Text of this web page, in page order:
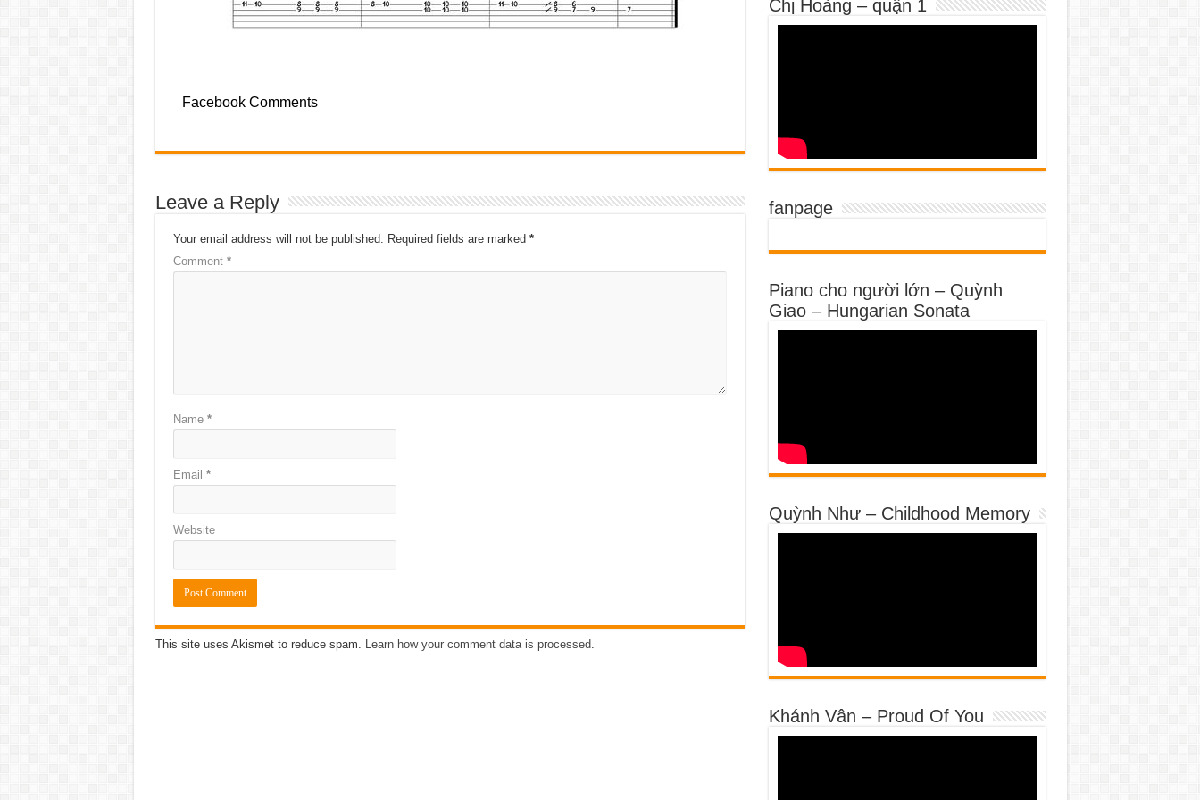
Facebook Comments
Leave a Reply
Your email address will not be published. Required fields are marked *
Comment *
Name *
Email *
Website
This site uses Akismet to reduce spam. Learn how your comment data is processed.
Chị Hoàng – quận 1
fanpage
Piano cho người lớn – Quỳnh
Giao – Hungarian Sonata
Quỳnh Như – Childhood Memory
Khánh Vân – Proud Of You